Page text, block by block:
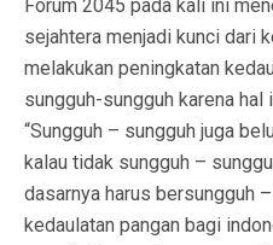
Forum 2045 pada kali ini
sejahtera menjadi kunci dari
melakukan peningkatan
sungguh-sungguh karena
“Sungguh – sungguh juga
kalau tidak sungguh –
dasarnya harus bersungguh
kedaulatan pangan bagi